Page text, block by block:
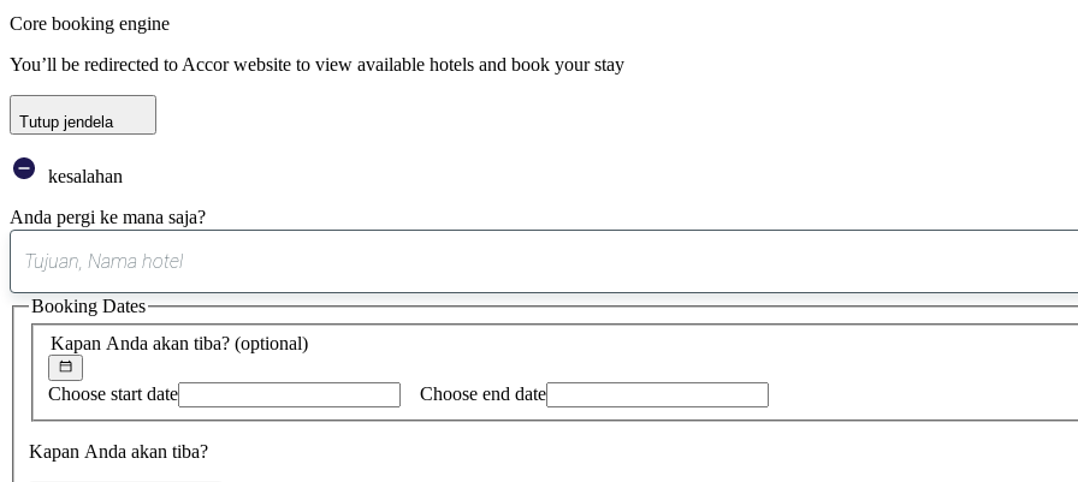
Core booking engine
You’ll be redirected to Accor website to view available hotels and book your stay
Tutup jendela
kesalahan
Anda pergi ke mana saja?
saran
ditemukan
Kapan Anda akan tiba? (optional)
Choose start date Choose end date
Kapan Anda akan tiba?
Booking Dates